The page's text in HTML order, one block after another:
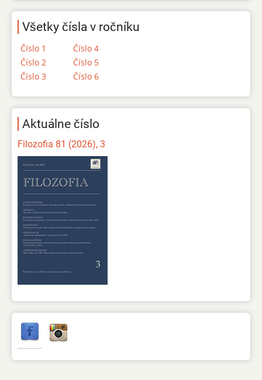
Všetky čísla v ročníku
Číslo 1
Číslo 2
Číslo 3
Číslo 4
Číslo 5
Číslo 6
Aktuálne číslo
Filozofia 81 (2026), 3